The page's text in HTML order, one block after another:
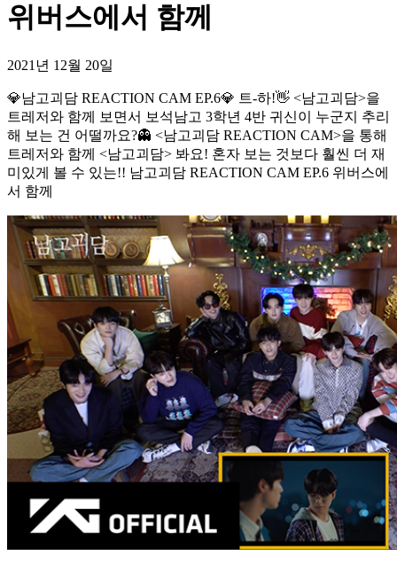
위버스에서 함께
2021년 12월 20일
💎남고괴담 REACTION CAM EP.6💎 트-하!👋 <남고괴담>을
트레저와 함께 보면서 보석남고 3학년 4반 귀신이 누군지 추리
해 보는 건 어떨까요?👻 <남고괴담 REACTION CAM>을 통해
트레저와 함께 <남고괴담> 봐요! 혼자 보는 것보다 훨씬 더 재
미있게 볼 수 있는!! 남고괴담 REACTION CAM EP.6 위버스에
서 함께